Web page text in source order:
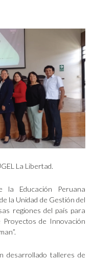
La Libertad.
la Educación Peruana
la Unidad de Gestión del
regiones del país para
de Innovación
desarrollado talleres de